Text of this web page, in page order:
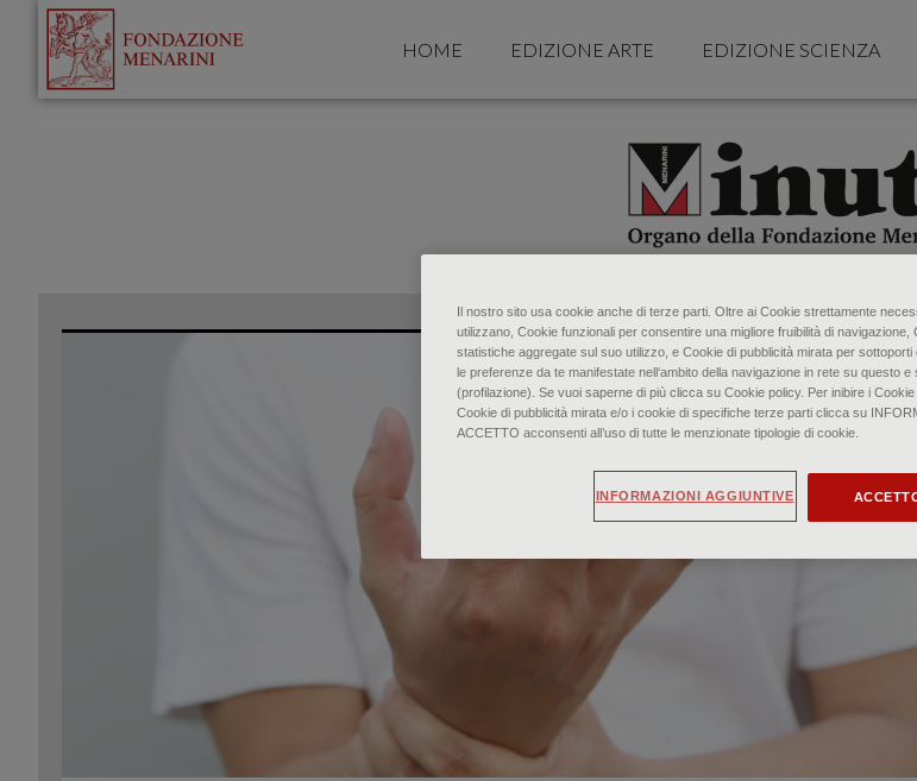
HOME EDIZIONE ARTE EDIZIONE SCIENZA
Il nostro sito usa cookie anche di terze parti. Oltre ai Cookie strettamente
utilizzano, Cookie funzionali per consentire una migliore fruibilità di
statistiche aggregate sul suo utilizzo, e Cookie di pubblicità mirata per
le preferenze da te manifestate nell‘ambito della navigazione in rete su questo
(profilazione). Se vuoi saperne di più clicca su Cookie policy. Per inibire i
Cookie di pubblicità mirata e/o i cookie di specifiche terze parti clicca su
ACCETTO acconsenti all’uso di tutte le menzionate tipologie di cookie.
INFORMAZIONI AGGIUNTIVE